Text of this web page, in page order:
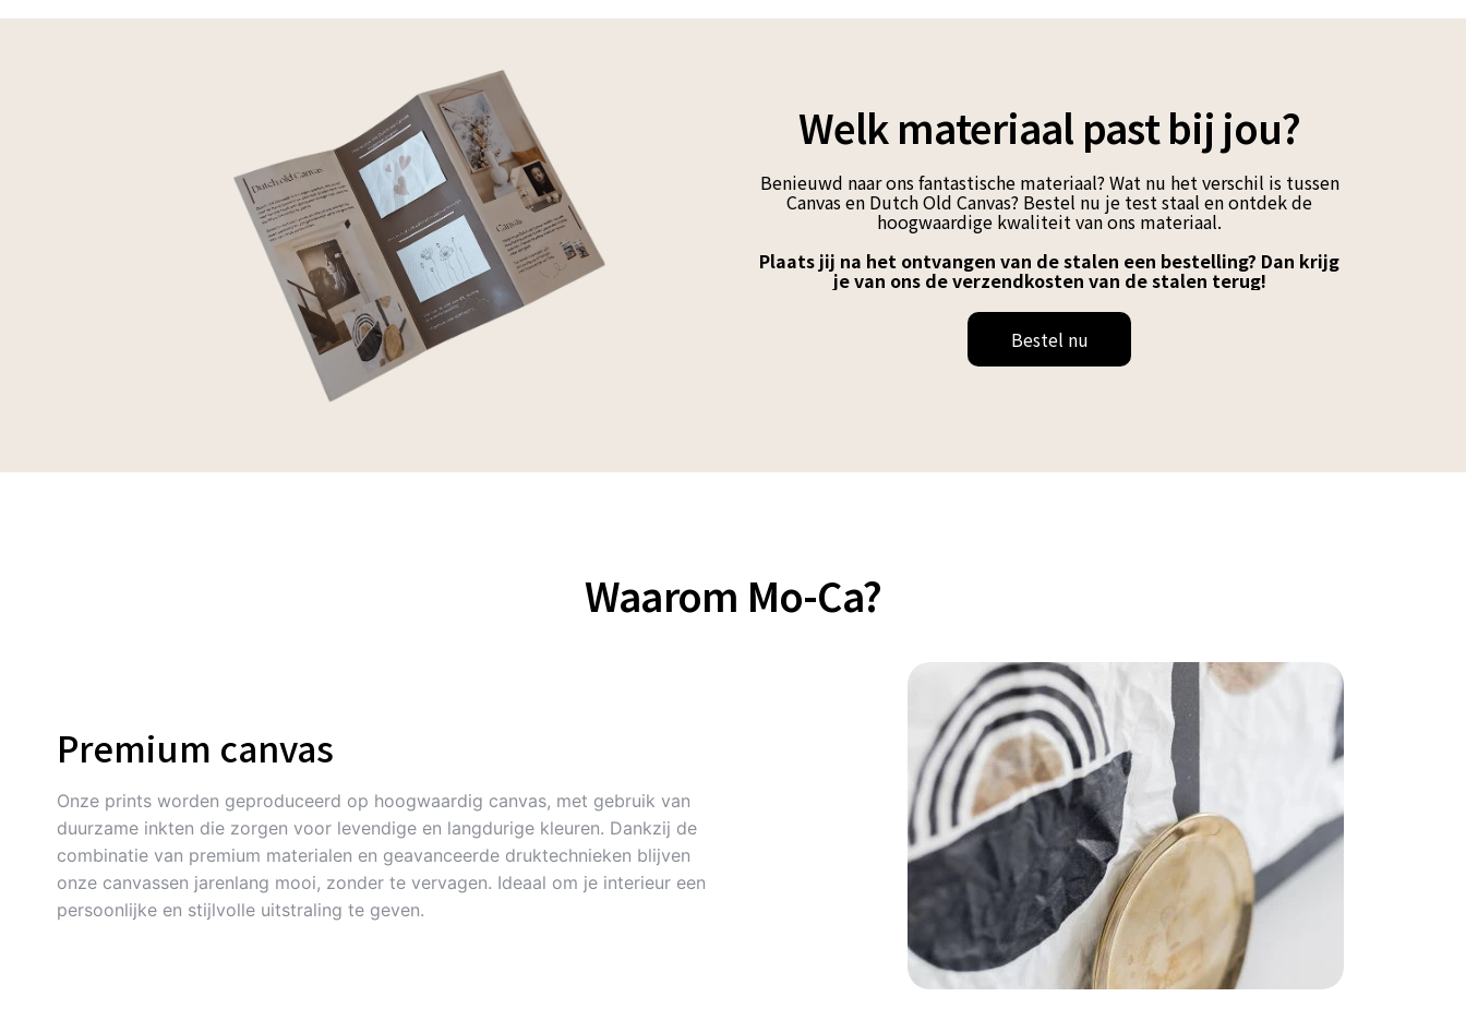
Welk materiaal past bij jou?
Benieuwd naar ons fantastische materiaal? Wat nu het verschil is tussen
Canvas en Dutch Old Canvas? Bestel nu je test staal en ontdek de
hoogwaardige kwaliteit van ons materiaal.
Plaats jij na het ontvangen van de stalen een bestelling? Dan krijg
je van ons de verzendkosten van de stalen terug!
Bestel nu
Waarom Mo-Ca?
Premium canvas
Onze prints worden geproduceerd op hoogwaardig canvas, met gebruik van
duurzame inkten die zorgen voor levendige en langdurige kleuren. Dankzij de
combinatie van premium materialen en geavanceerde druktechnieken blijven
onze canvassen jarenlang mooi, zonder te vervagen. Ideaal om je interieur een
persoonlijke en stijlvolle uitstraling te geven.